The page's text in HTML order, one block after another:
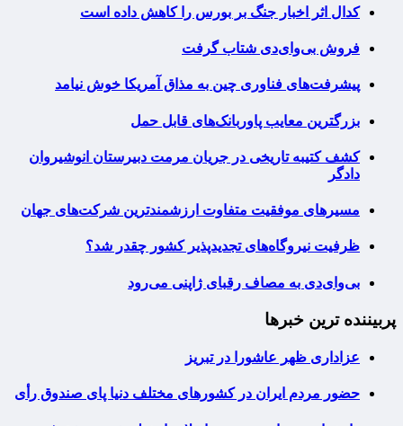
کدال اثر اخبار جنگ بر بورس را کاهش داده است
فروش بی‌وای‌دی شتاب گرفت
پیشرفت‌های فناوری چین به مذاق آمریکا خوش نیامد
بزرگترین معایب پاوربانک‌های قابل حمل
کشف کتیبه تاریخی در جریان مرمت دبیرستان انوشیروان
دادگر
مسیرهای موفقیت متفاوت ارزشمندترین شرکت‌های جهان
ظرفیت نیروگاه‌های تجدیدپذیر کشور چقدر شد؟
بی‌وای‌دی به مصاف رقبای ژاپنی می‌رود
پربیننده ترین خبرها
عزاداری ظهر عاشورا در تبریز
حضور مردم ایران در کشورهای مختلف دنیا پای صندوق رأی